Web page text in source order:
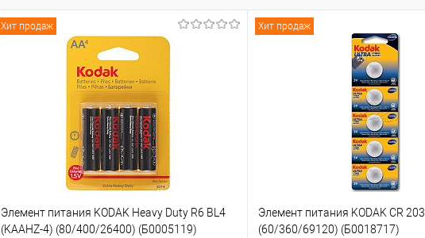
Хит продаж
Элемент питания KODAK Heavy Duty R6 BL4
(KAAHZ-4) (80/400/26400) (Б0005119)
Хит продаж
Элемент питания KODAK CR
(60/360/69120) (Б0018717)